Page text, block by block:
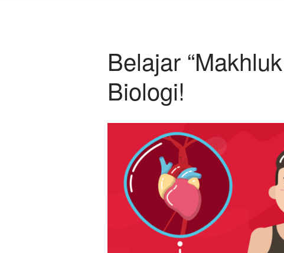
Belajar
Biologi!